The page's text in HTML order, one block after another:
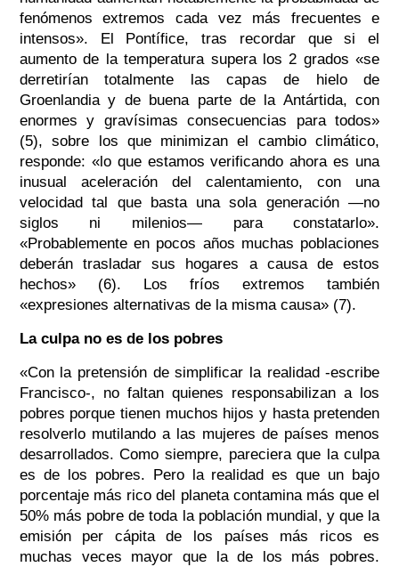
fenómenos extremos cada vez más frecuentes e
intensos». El Pontífice, tras recordar que si el
aumento de la temperatura supera los 2 grados «se
derretirían totalmente las capas de hielo de
Groenlandia y de buena parte de la Antártida, con
enormes y gravísimas consecuencias para todos»
(5), sobre los que minimizan el cambio climático,
responde: «lo que estamos verificando ahora es una
inusual aceleración del calentamiento, con una
velocidad tal que basta una sola generación —no
siglos ni milenios— para constatarlo».
«Probablemente en pocos años muchas poblaciones
deberán trasladar sus hogares a causa de estos
hechos» (6). Los fríos extremos también
«expresiones alternativas de la misma causa» (7).
La culpa no es de los pobres
«Con la pretensión de simplificar la realidad -escribe
Francisco-, no faltan quienes responsabilizan a los
pobres porque tienen muchos hijos y hasta pretenden
resolverlo mutilando a las mujeres de países menos
desarrollados. Como siempre, pareciera que la culpa
es de los pobres. Pero la realidad es que un bajo
porcentaje más rico del planeta contamina más que el
50% más pobre de toda la población mundial, y que la
emisión per cápita de los países más ricos es
muchas veces mayor que la de los más pobres.